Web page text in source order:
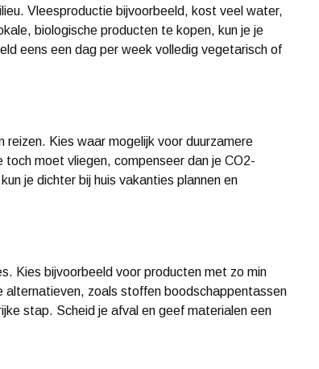
Vleesproductie bijvoorbeeld, kost veel water,
biologische producten te kopen, kun je je
eens een dag per week volledig vegetarisch of
reizen. Kies waar mogelijk voor duurzamere
moet vliegen, compenseer dan je CO2-
je dichter bij huis vakanties plannen en
Kies bijvoorbeeld voor producten met zo min
alternatieven, zoals stoffen boodschappentassen
stap. Scheid je afval en geef materialen een